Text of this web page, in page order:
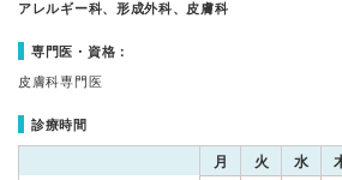
アレルギー科、形成外科、皮膚科
専門医・資格：
皮膚科専門医
診療時間
月 火 水